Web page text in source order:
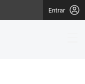
Entrar
vírus